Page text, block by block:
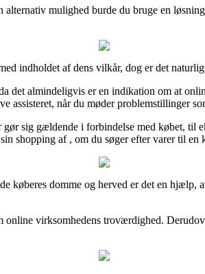
mulighed burde du bruge en
indholdet af dens vilkår, dog er det
det almindeligvis er en indikation om at
assisteret, når du møder problemstillinger
gør sig gældende i forbindelse med købet,
shopping af , om du søger efter varer til en
køberes domme og herved er det en
virksomhedens troværdighed.